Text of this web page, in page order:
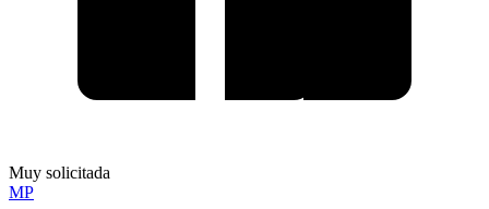
Muy solicitada
MP